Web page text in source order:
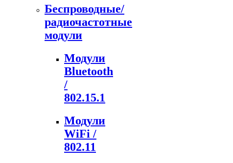
Беспроводные/
радиочастотные
модули
Модули
Bluetooth
/
802.15.1
Модули
WiFi /
802.11